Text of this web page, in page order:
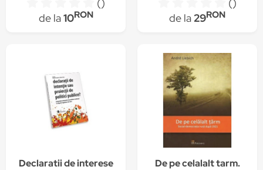
de la10RON
de la29RON
Declaratii de interese
De pe celalalt tarm.